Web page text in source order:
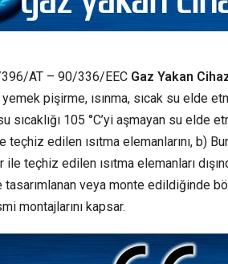
AT – 90/336/EEC Gaz Yakan
pişirme, ısınma, sıcak su elde
sıcaklığı 105 °C’yi aşmayan su elde
edilen ısıtma elemanlarını, b)
teçhiz edilen ısıtma elemanları
tasarımlanan veya monte edildiğinde
montajlarını kapsar.